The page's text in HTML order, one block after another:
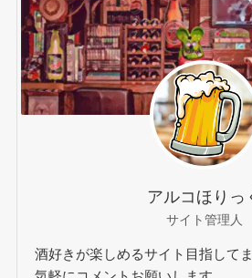
アルコほりっ
サイト管理人
酒好きが楽しめるサイト目指して